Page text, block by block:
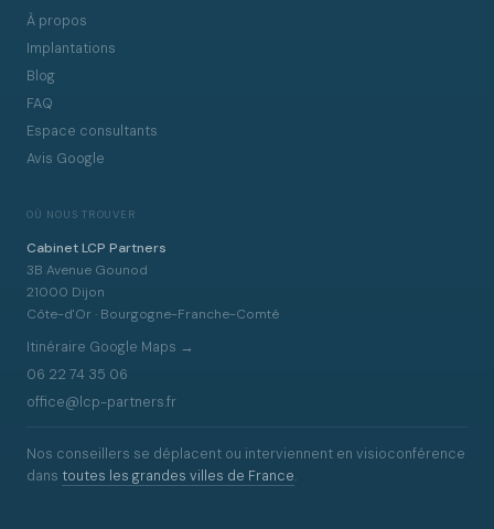
À propos
Implantations
Blog
FAQ
Espace consultants
Avis Google
OÙ NOUS TROUVER
Cabinet LCP Partners
3B Avenue Gounod
21000 Dijon
Côte-d'Or · Bourgogne-Franche-Comté
Itinéraire Google Maps →
06 22 74 35 06
office@lcp-partners.fr
Nos conseillers se déplacent ou interviennent en visioconférence
dans toutes les grandes villes de France.